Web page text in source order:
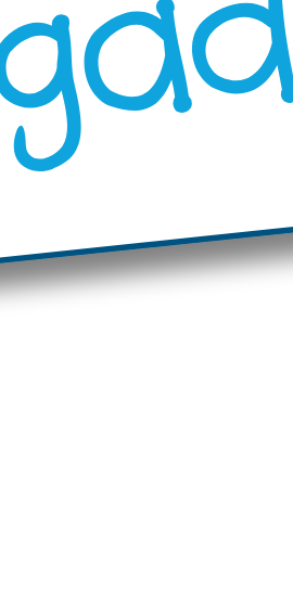
redondas "Diseña tus propias"